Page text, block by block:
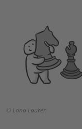
© Lana Lauren